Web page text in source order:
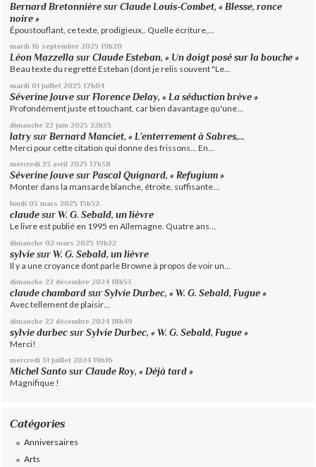
Bernard Bretonnière surClaude Louis-Combet, « Blesse, ronce
noire »
Époustouflant, ce texte, prodigieux,. Quelle écriture,...
mardi 16 septembre 2025 19h20
Léon Mazzella surClaude Esteban, « Un doigt posé sur la bouche »
Beau texte du regretté Esteban (dont je relis souvent "Le...
mardi 01 juillet 2025 17h04
Séverine Jouve surFlorence Delay, « La séduction brève »
Profondément juste et touchant, car bien davantage qu'une...
dimanche 22 juin 2025 22h35
latry surBernard Manciet, « L’enterrement à Sabres,...
Merci pour cette citation qui donne des frissons... En...
mercredi 23 avril 2025 17h38
Séverine Jouve surPascal Quignard, « Refugium »
Monter dans la mansarde blanche, étroite, suffisante...
lundi 03 mars 2025 15h52
claude surW. G. Sebald, un lièvre
Le livre est publié en 1995 en Allemagne. Quatre ans...
dimanche 02 mars 2025 19h22
sylvie surW. G. Sebald, un lièvre
Il y a une croyance dont parle Browne à propos de voir un...
dimanche 22 décembre 2024 18h53
claude chambard surSylvie Durbec, « W. G. Sebald, Fugue »
Avec tellement de plaisir…
dimanche 22 décembre 2024 18h49
sylvie durbec surSylvie Durbec, « W. G. Sebald, Fugue »
Merci!
mercredi 31 juillet 2024 19h16
Michel Santo surClaude Roy, « Déjà tard »
Magnifique !
Catégories
Anniversaires
Arts